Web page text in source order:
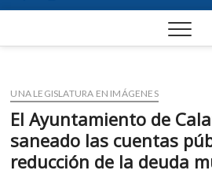
UNA LEGISLATURA EN IMÁGENES
El Ayuntamiento de
saneado las cuentas
reducción de la deuda